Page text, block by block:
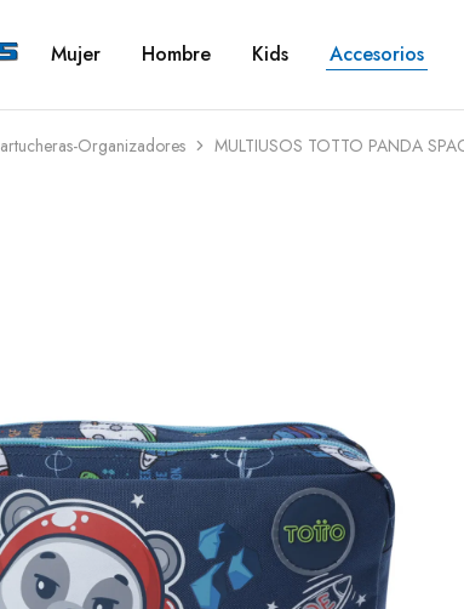
Mujer Hombre Kids Accesorios
Organizadores MULTIUSOS TOTTO PANDA